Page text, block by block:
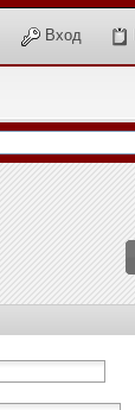
Вход